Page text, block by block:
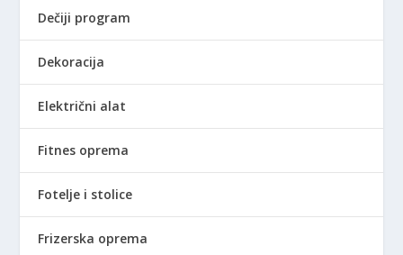
Dečiji program
Dekoracija
Električni alat
Fitnes oprema
Fotelje i stolice
Frizerska oprema